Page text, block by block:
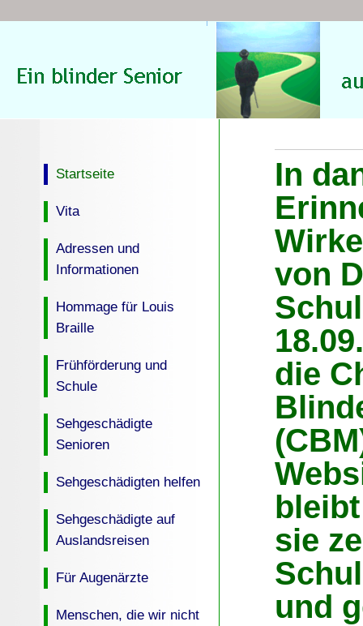
Startseite
Vita
Adressen und
Informationen
Hommage für Louis
Braille
Frühförderung und
Schule
Sehgeschädigte
Senioren
Sehgeschädigten helfen
Sehgeschädigte auf
Auslandsreisen
Für Augenärzte
Menschen, die wir nicht
In
von
die
sie
und